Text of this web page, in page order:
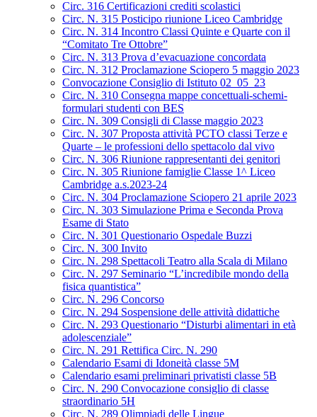
Circ. 316 Certificazioni crediti scolastici
Circ. N. 315 Posticipo riunione Liceo Cambridge
Circ. N. 314 Incontro Classi Quinte e Quarte con il
“Comitato Tre Ottobre”
Circ. N. 313 Prova d’evacuazione concordata
Circ. N. 312 Proclamazione Sciopero 5 maggio 2023
Convocazione Consiglio di Istituto 02_05_23
Circ. N. 310 Consegna mappe concettuali-schemi-
formulari studenti con BES
Circ. N. 309 Consigli di Classe maggio 2023
Circ. N. 307 Proposta attività PCTO classi Terze e
Quarte – le professioni dello spettacolo dal vivo
Circ. N. 306 Riunione rappresentanti dei genitori
Circ. N. 305 Riunione famiglie Classe 1^ Liceo
Cambridge a.s.2023-24
Circ. N. 304 Proclamazione Sciopero 21 aprile 2023
Circ. N. 303 Simulazione Prima e Seconda Prova
Esame di Stato
Circ. N. 301 Questionario Ospedale Buzzi
Circ. N. 300 Invito
Circ. N. 298 Spettacoli Teatro alla Scala di Milano
Circ. N. 297 Seminario “L’incredibile mondo della
fisica quantistica”
Circ. N. 296 Concorso
Circ. N. 294 Sospensione delle attività didattiche
Circ. N. 293 Questionario “Disturbi alimentari in età
adolescenziale”
Circ. N. 291 Rettifica Circ. N. 290
Calendario Esami di Idoneità classe 5M
Calendario esami preliminari privatisti classe 5B
Circ. N. 290 Convocazione consiglio di classe
straordinario 5H
Circ. N. 289 Olimpiadi delle Lingue